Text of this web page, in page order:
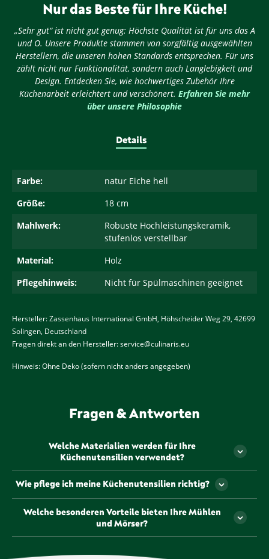
Nur das Beste für Ihre Küche!
„Sehr gut“ ist nicht gut genug: Höchste Qualität ist für uns das A
und O. Unsere Produkte stammen von sorgfältig ausgewählten
Herstellern, die unseren hohen Standards entsprechen. Für uns
zählt nicht nur Funktionalität, sondern auch Langlebigkeit und
Design. Entdecken Sie, wie hochwertiges Zubehör Ihre
Küchenarbeit erleichtert und verschönert. Erfahren Sie mehr
über unsere Philosophie
Details
Farbe:
natur Eiche hell
Größe:
18 cm
Mahlwerk:
Robuste Hochleistungskeramik,
stufenlos verstellbar
Material:
Holz
Pflegehinweis:
Nicht für Spülmaschinen geeignet
Hersteller: Zassenhaus International GmbH, Höhscheider Weg 29, 42699
Solingen, Deutschland
Fragen direkt an den Hersteller:service@culinaris.eu
Hinweis: Ohne Deko (sofern nicht anders angegeben)
Fragen & Antworten
Welche Materialien werden für Ihre
Küchenutensilien verwendet?
Unsere Küchenutensilien werden aus hochwertigen,
langlebigen Materialien gefertigt, die sorgfältig
ausgewählt wurden, um Ihnen ein optimales
Kocherlebnis zu bieten. Von robustem Edelstahl bis
hin zu elegantem Glas – wir achten darauf, dass
jedes Material sowohl funktional als auch ästhetisch
ansprechend ist.
Wie pflege ich meine Küchenutensilien richtig?
jeweiligen Material ab. In der Regel sollten sie nach
Gebrauch mit warmem Wasser und einem milden
werden. Genauere Pflegehinweise finden Sie in der
Welche besonderen Vorteile bieten Ihre Mühlen
und Mörser?
sie das Beste aus Ihren Gewürzen und Zutaten